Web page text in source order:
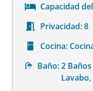
Capacidad
Privacidad:8
Cocina:
Baño: 2